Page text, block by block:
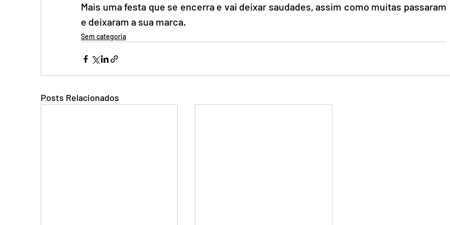
Mais uma festa que se encerra e vai deixar saudades, assim como muitas passaram
e deixaram a sua marca.
Sem categoria
Posts Relacionados